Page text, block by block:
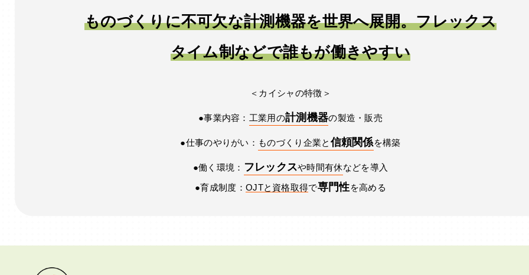
ものづくりに不可欠な計測機器を世界へ展開。フレックス
タイム制などで誰もが働きやすい
＜カイシャの特徴＞
●事業内容： 工業用の計測機器の製造・販売
●仕事のやりがい： ものづくり企業と 信頼関係を構築
●働く環境： フレックスや時間有休などを導入
●育成制度： OJTと資格取得で専門性を高める